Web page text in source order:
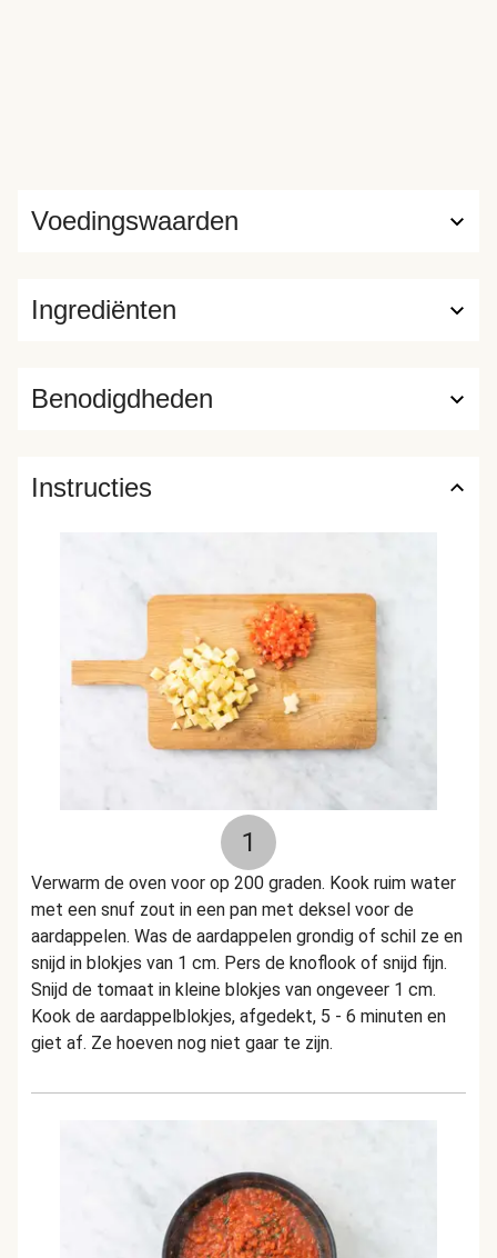
Ingrediënten
Voedingswaarden
Benodigdheden
Instructies
1
Verwarm de oven voor op 200 graden. Kook ruim water
met een snuf zout in een pan met deksel voor de
aardappelen. Was de aardappelen grondig of schil ze en
snijd in blokjes van 1 cm. Pers de knoflook of snijd fijn.
Snijd de tomaat in kleine blokjes van ongeveer 1 cm.
Kook de aardappelblokjes, afgedekt, 5 - 6 minuten en
giet af. Ze hoeven nog niet gaar te zijn.